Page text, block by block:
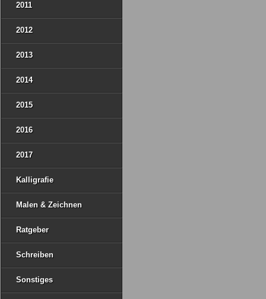
2011
2012
2013
2014
2015
2016
2017
Kalligrafie
Malen & Zeichnen
Ratgeber
Schreiben
Sonstiges